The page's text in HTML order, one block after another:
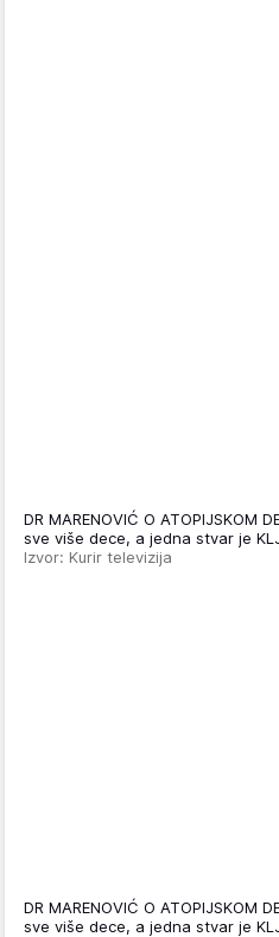
DR MARENOVIĆ O ATOPIJSKOM
sve više dece, a jedna stvar je
Izvor: Kurir televizija
DR MARENOVIĆ O ATOPIJSKOM
sve više dece, a jedna stvar je